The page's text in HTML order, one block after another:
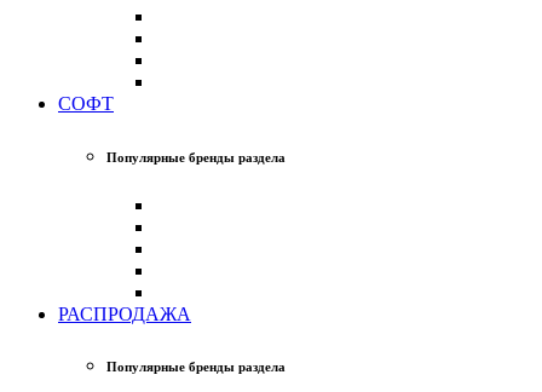
СОФТ
Популярные бренды раздела
РАСПРОДАЖА
Популярные бренды раздела